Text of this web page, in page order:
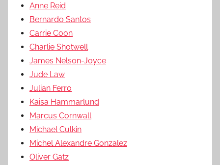
Anne Reid
Bernardo Santos
Carrie Coon
Charlie Shotwell
James Nelson-Joyce
Jude Law
Julian Ferro
Kaisa Hammarlund
Marcus Cornwall
Michael Culkin
Michel Alexandre Gonzalez
Oliver Gatz